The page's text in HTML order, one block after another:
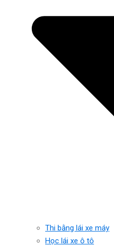
Thi bằng lái xe máy
Học lái xe ô tô